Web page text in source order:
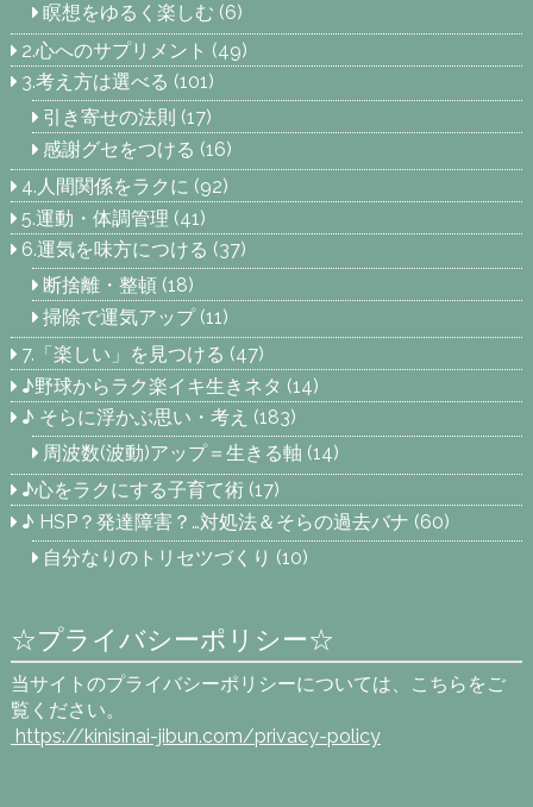
瞑想をゆるく楽しむ (6)
2.心へのサプリメント (49)
3.考え方は選べる (101)
引き寄せの法則 (17)
感謝グセをつける (16)
4.人間関係をラクに (92)
5.運動・体調管理 (41)
6.運気を味方につける (37)
断捨離・整頓(18)
掃除で運気アップ(11)
7.「楽しい」を見つける (47)
♪野球からラク楽イキ生きネタ (14)
♪ そらに浮かぶ思い・考え (183)
周波数(波動)アップ＝生きる軸 (14)
♪心をラクにする子育て術 (17)
♪ HSP？発達障害？…対処法＆そらの過去バナ (60)
自分なりのトリセツづくり (10)
☆プライバシーポリシー☆
当サイトのプライバシーポリシーについては、こちらをご
覧ください。
https://kinisinai-jibun.com/privacy-policy